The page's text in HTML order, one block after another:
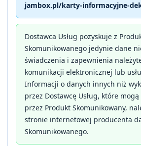
jambox.pl/karty-informacyjne-
Dostawca Usług pozyskuje z
Skomunikowanego jedynie dane
świadczenia i zapewnienia
komunikacji elektronicznej lub
Informacji o danych innych niż
przez Dostawcę Usług, które
przez Produkt Skomunikowany,
stronie internetowej producenta
Skomunikowanego.